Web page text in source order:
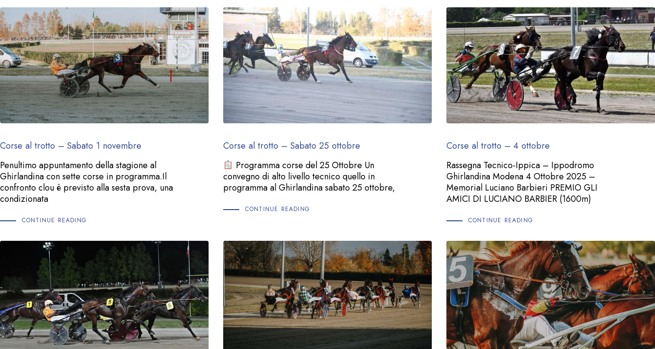
Corse al trotto – Sabato 1 novembre
Penultimo appuntamento della stagione al
Ghirlandina con sette corse in programma.Il
confronto clou è previsto alla sesta prova, una
condizionata
CONTINUE READING
Corse al trotto – Sabato 25 ottobre
Programma corse del 25 Ottobre Un
convegno di alto livello tecnico quello in
programma al Ghirlandina sabato 25 ottobre,
CONTINUE READING
Corse al trotto – 4 ottobre
Rassegna Tecnico-Ippica – Ippodromo
Ghirlandina Modena 4 Ottobre 2025 –
Memorial Luciano Barbieri PREMIO GLI
AMICI DI LUCIANO BARBIER (1600m)
CONTINUE READING